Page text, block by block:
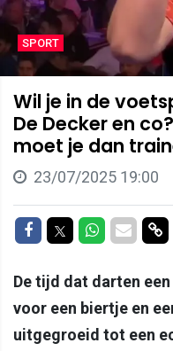
SPORT
Wil je in de
De Decker en
moet je dan
23/07/2025 19:00
Delen op Facebook
Delen op Twitter
Delen op
Delen
De tijd dat darten
voor een biertje en
uitgegroeid tot een